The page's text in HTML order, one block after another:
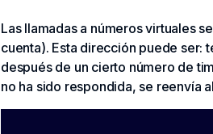
Las llamadas a números virtuales
cuenta). Esta dirección puede ser:
después de un cierto número de
no ha sido respondida, se reenvía